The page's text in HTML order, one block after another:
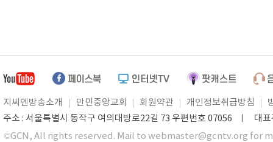
지씨엔방송소개 만민중앙교회 회원약관 개인정보취급방침
주소 : 서울특별시 동작구 여의대방로22길 73 우편번호 07056 ㅣ 대
©GCN, All rights reserved. Mail to webmaster@gcntv.org for